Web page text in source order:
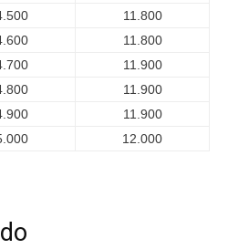
11.800
11.800
11.900
11.900
11.900
12.000